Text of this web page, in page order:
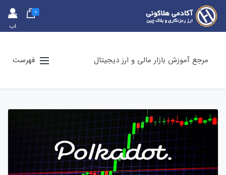
حس
اب
0
مرجع آموزش بازار مالی و ارز دیجیتال فهرست